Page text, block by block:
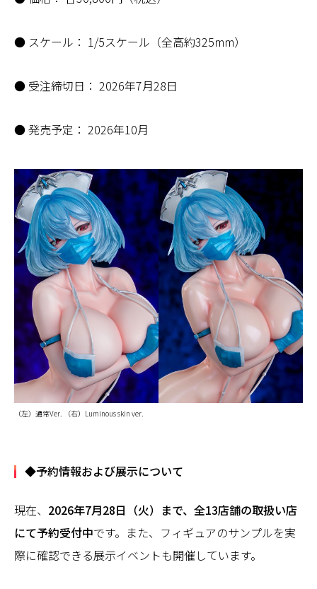
● スケール： 1/5スケール（全高約325mm）
● 受注締切日： 2026年7月28日
● 発売予定： 2026年10月
（左）通常Ver. （右）Luminous skin ver.
◆予約情報および展示について
現在、 2026年7月28日（火）まで、全13店舗の取扱い店
にて予約受付中です。また、フィギュアのサンプルを実
際に確認できる展示イベントも開催しています。